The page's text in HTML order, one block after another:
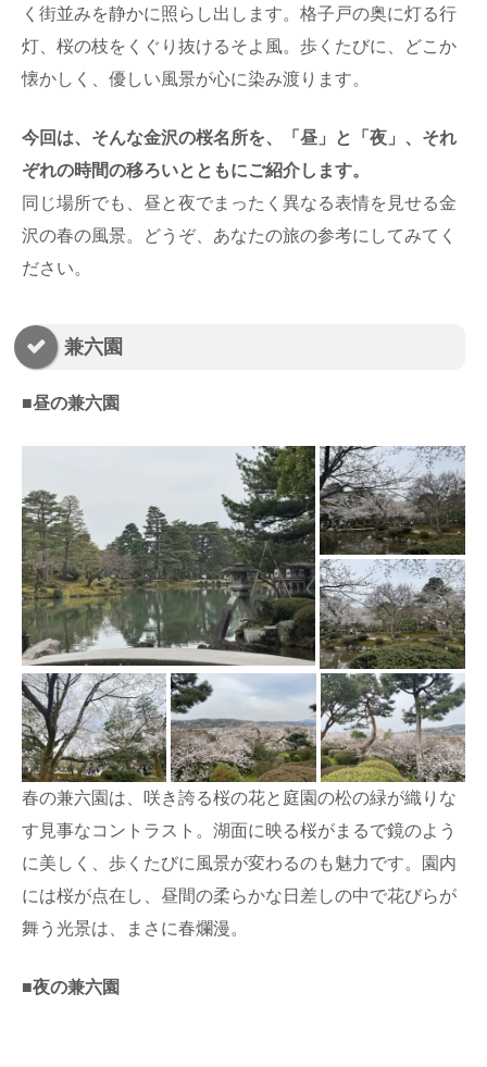
く街並みを静かに照らし出します。格子戸の奥に灯る行
灯、桜の枝をくぐり抜けるそよ風。歩くたびに、どこか
懐かしく、優しい風景が心に染み渡ります。
今回は、そんな金沢の桜名所を、「昼」と「夜」、それ
ぞれの時間の移ろいとともにご紹介します。
同じ場所でも、昼と夜でまったく異なる表情を見せる金
沢の春の風景。どうぞ、あなたの旅の参考にしてみてく
ださい。
兼六園
■昼の兼六園
春の兼六園は、咲き誇る桜の花と庭園の松の緑が織りな
す見事なコントラスト。湖面に映る桜がまるで鏡のよう
に美しく、歩くたびに風景が変わるのも魅力です。園内
には桜が点在し、昼間の柔らかな日差しの中で花びらが
舞う光景は、まさに春爛漫。
■夜の兼六園